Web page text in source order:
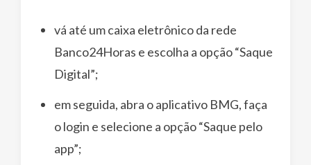
vá até um caixa eletrônico da rede
Banco24Horas e escolha a opção “Saque
Digital”;
em seguida, abra o aplicativo BMG, faça
o login e selecione a opção “Saque pelo
app”;